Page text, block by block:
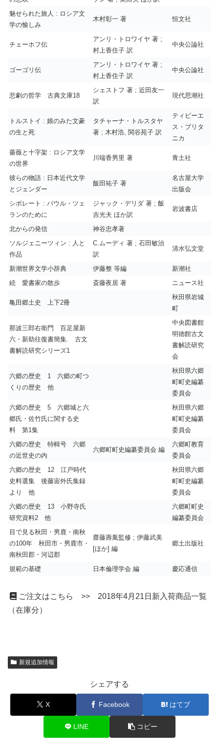
魅せられた旅人 : ロシア文
学の愉しみ
木村彰一 著 恒文社
チェーホフ伝
アンリ・トロワイヤ 著 ;
村上香住子 訳
中央公論社
ゴーゴリ伝
アンリ・トロワイヤ 著 ;
村上香住子 訳
中央公論社
悲劇の哲学 古典文庫18
シェストフ 著 ; 近田友一
訳
現代思潮社
トルストイ : 娘のみた文豪
の生と死
タチャーナ・トルスタヤ
著 ; 木村浩, 関谷苑子 訳
ティビーエ
ス・ブリタ
ニカ
薔薇と十字架 : ロシア文学
の世界
川端香男里 著 青土社
彼らの物語 : 日本近代文学
とジェンダー
飯田祐子 著
名古屋大学
出版会
シボレート : パウル・ツェ
ランのために
ジャック・デリダ 著 ; 飯
吉光夫 ほか訳
岩波書店
北からの発信
神谷忠孝著
ソルジェニーツィン : 人と
作品
C.ムーディ 著 ; 石田敏治
訳
清水弘文堂
新潮世界文学小辞典 伊藤整 等編
新潮社
続 愛書家の散歩
斎藤夜居 著 ニュース社
亀田郷土史 上下2冊
秋田県岩城
町
那波三郎右衛門 百足屋新
六・新助往復書簡集. 古文
書解読研究シリーズ1
中央図書館
明徳館古文
書解読研究
会
六郷の歴史 1 六郷の町つ
くりの歴史 他
秋田県六郷
町町史編纂
委員会
六郷の歴史 5 六郷城と六
郷氏・佐竹氏に関する史
料 第1集
秋田県六郷
町町史編纂
委員会
六郷の歴史 特輯号 六郷
の近世史の内
六郷町町史編纂委員会 編
六郷町教育
委員会
六郷の歴史 12 江戸時代
史料選集 後藤宙外氏集録
より 他
秋田県六郷
町町史編纂
委員会
六郷の歴史 13 小野寺氏
研究資料2 他
六郷町町史
編纂委員会
目で見る秋田・男鹿・南秋
の100年 秋田市・男鹿市・
南秋田郡・河辺郡
齋藤壽胤監修 ; 伊藤武美
[ほか] 編
郷土出版社
規範の基礎 日本倫理学会 編 慶応通信
ご注文はこちら >> 2018年4月21日新入荷商品一覧
（在庫分）
新規追加情報
シェアする
X Facebook はてブ
LINE コピー